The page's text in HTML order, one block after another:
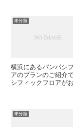
未分類
横浜にあるパンパシ
アのプランのご紹介
シフィックフロアが
未分類